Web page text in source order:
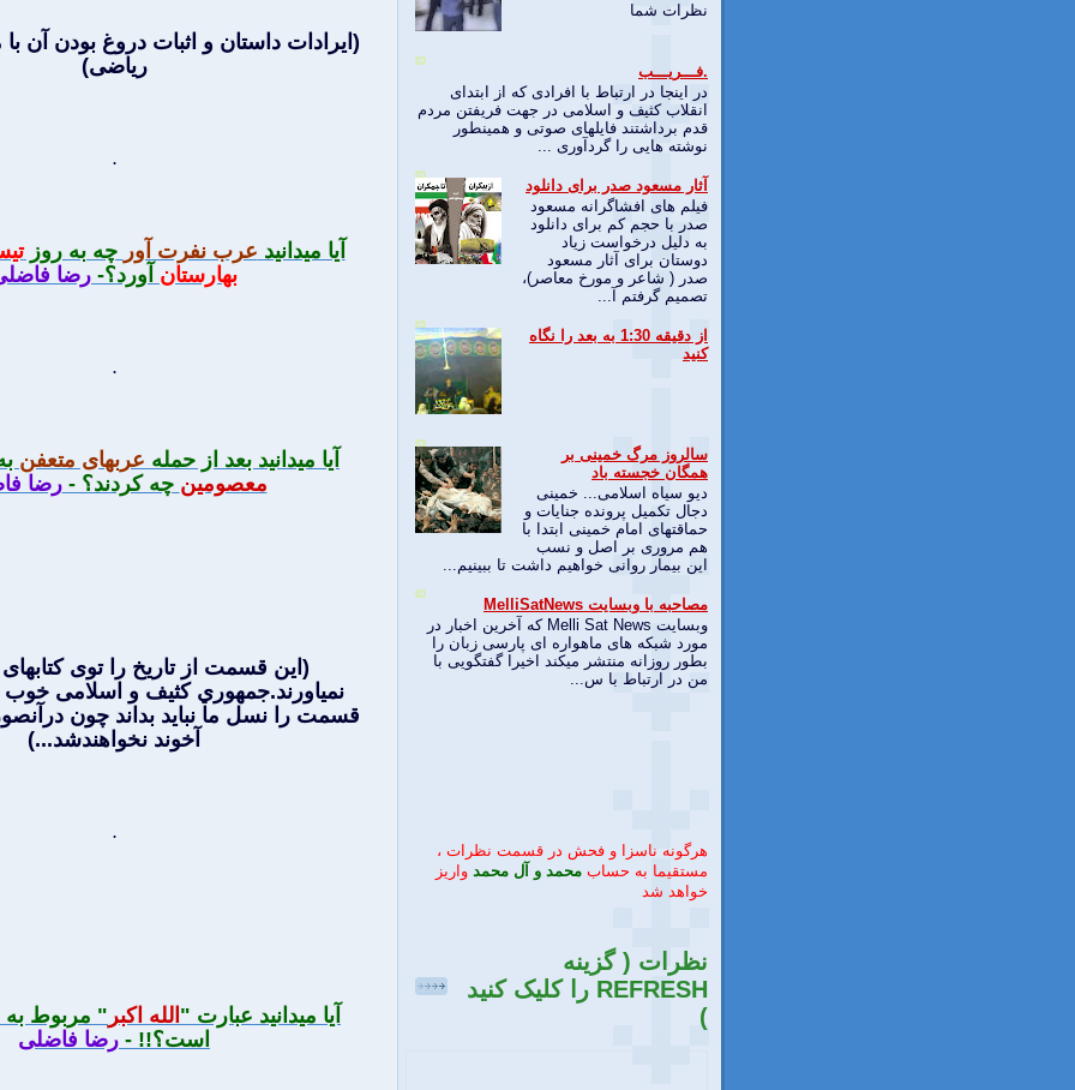
(ايرادات داستان و اثبات دروغ بودن آن
رياضی)
.
آيا ميدانيد عرب نفرت آور چه به روز
بهارستان آورد؟- رضا
.
آيا ميدانيد بعد از حمله عربهای متعفن
معصومين چه كردند؟ -رضا
(اين قسمت از تاريخ را توی
نمياورند.جمهوري كثيف و اسلامی خوب
قسمت را نسل ما نبايد بداند چون
آخوند نخواهندشد...)
.
آيا ميدانيد عبارت " الله اكبر " مربوط به
است؟!! - رضا فاضلی
نظرات شما
.فـــریـــب
در اینجا در ارتباط با افرادی که از ابتدای
انقلاب کثیف و اسلامی در جهت فریفتن مردم
قدم برداشتند فایلهای صوتی و همینطور
نوشته هایی را گردآوری ...
آثار مسعود صدر برای دانلود
فیلم های افشاگرانه مسعود
صدر با حجم کم برای دانلود
به دلیل درخواست زیاد
دوستان برای آثار مسعود
صدر ( شاعر و مورخ معاصر)،
تصمیم گرفتم آ...
از دقیقه 1:30 به بعد را نگاه
کنید
سالروز مرگ خمینی بر
همگان خجسته باد
دیو سیاه اسلامی... خمینی
دجال تكميل پرونده جنايات و
حماقتهای امام خمينی ابتدا با
هم مروری بر اصل و نسب
اين بيمار روانی خواهيم داشت تا ببينيم...
مصاحبه با وبسایت MelliSatNews
وبسایت Melli Sat News که آخرین اخبار در
مورد شبکه های ماهواره ای پارسی زبان را
بطور روزانه منتشر میکند اخیرا گفتگویی با
من در ارتباط با س...
هرگونه ناسزا و فحش در قسمت نظرات ،
مستقیما به حساب محمد و آل محمد واریز
خواهد شد
نظرات ( گزینه
REFRESH را کلیک کنید
)